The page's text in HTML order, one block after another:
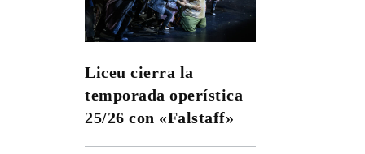
Liceu cierra la
temporada operística
25/26 con «Falstaff»